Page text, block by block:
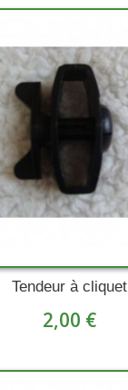
Tendeur à cliquet
2,00 €